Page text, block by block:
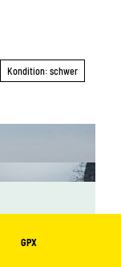
Kondition: schwer
GPX